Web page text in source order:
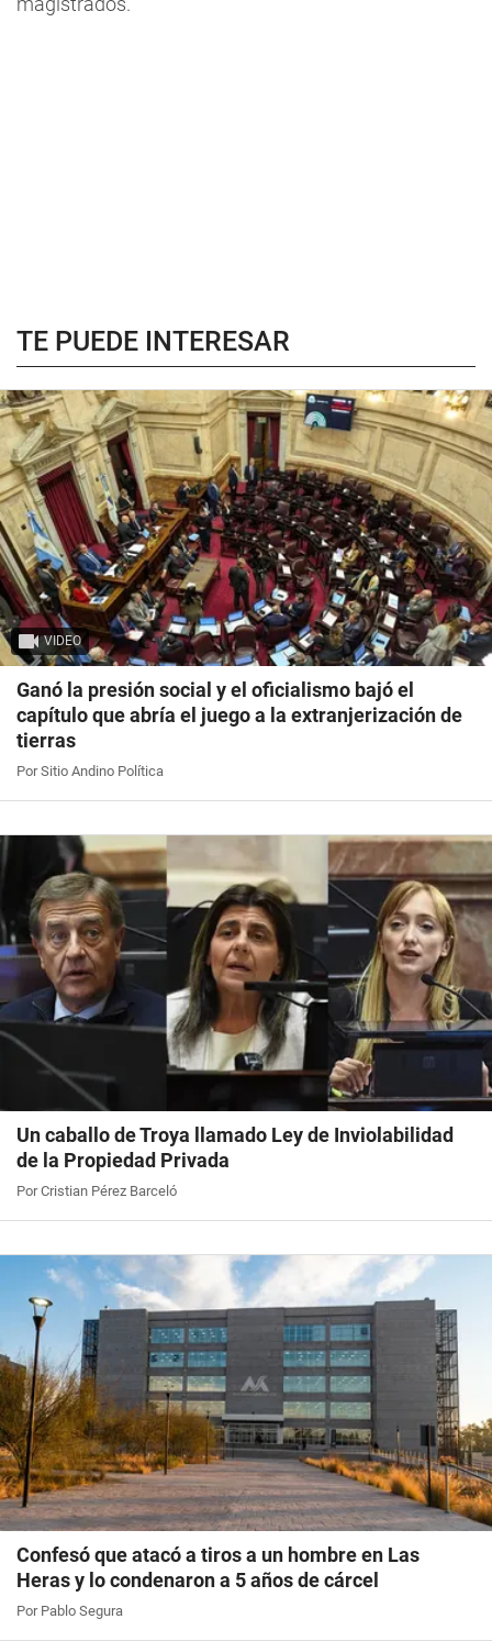
TE PUEDE INTERESAR
VIDEO
Ganó la presión social y el oficialismo bajó el
capítulo que abría el juego a la extranjerización de
tierras
Por Sitio Andino Política
Un caballo de Troya llamado Ley de Inviolabilidad
de la Propiedad Privada
Por Cristian Pérez Barceló
Confesó que atacó a tiros a un hombre en Las
Heras y lo condenaron a 5 años de cárcel
Por Pablo Segura